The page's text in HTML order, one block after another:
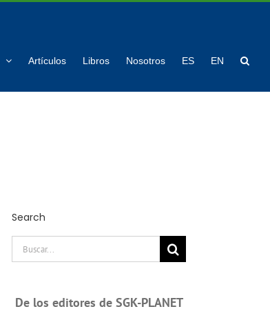
Artículos Libros Nosotros ES EN
Search
Buscar:
De los editores de SGK-PLANET